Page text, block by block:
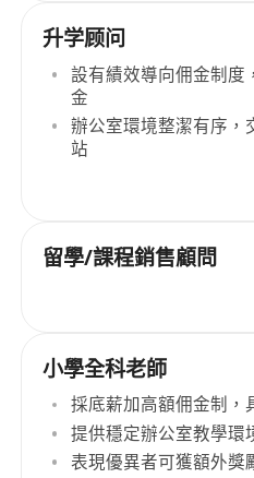
升学顾问
設有績效導向佣金制度
金
辦公室環境整潔有序，
站
留學/課程銷售顧問
小學全科老師
採底薪加高額佣金制，
提供穩定辦公室教學環
表現優異者可獲額外獎